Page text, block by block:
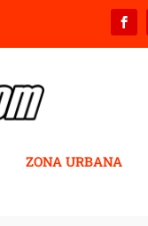
ZONA URBANA